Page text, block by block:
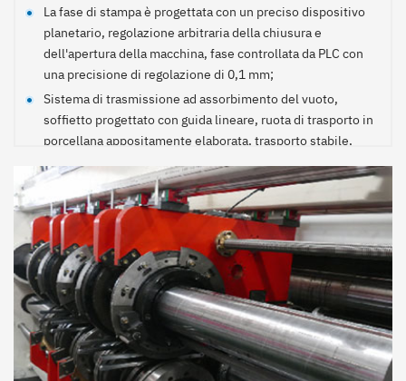
La fase di stampa è progettata con un preciso dispositivo
planetario, regolazione arbitraria della chiusura e
dell'apertura della macchina, fase controllata da PLC con
una precisione di regolazione di 0,1 mm;
Sistema di trasmissione ad assorbimento del vuoto,
soffietto progettato con guida lineare, ruota di trasporto in
porcellana appositamente elaborata, trasporto stabile,
Spazio tra il rullo di pressatura e l'albero di guida della carta
dei ponti progettato con scatola di ingranaggi a vite senza
fine autobloccante a doppio stadio, indicizzazione,
regolazione rapida e conveniente da 0 a 10 mm (il pannello
interno di regolazione è comodo per regolare il parallelo di
due rulli);
I cuscinetti a parete su ciascun lato dell'albero motore e
del rullo anilox possono essere lubrificati per la
manutenzione e sono inoltre dotati di un dispositivo di